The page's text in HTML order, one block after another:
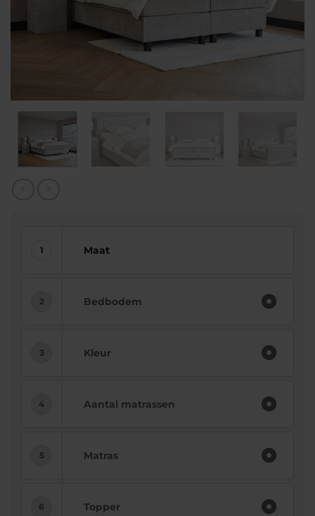
Maat
Bedbodem
Kleur
Aantal matrassen
Matras
Topper